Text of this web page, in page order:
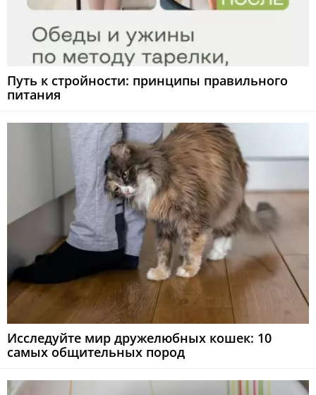
Путь к стройности: принципы правильного
питания
Исследуйте мир дружелюбных кошек: 10
самых общительных пород